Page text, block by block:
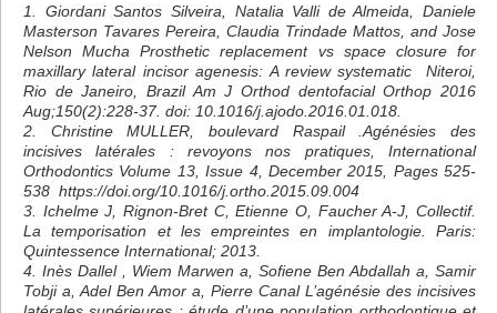
1. Giordani Santos Silveira, Natalia Valli de Almeida, Daniele
Masterson Tavares Pereira, Claudia Trindade Mattos, and Jose
Nelson Mucha Prosthetic replacement vs space closure for
maxillary lateral incisor agenesis: A review systematic Niteroi,
Rio de Janeiro, Brazil Am J Orthod dentofacial Orthop 2016
Aug;150(2):228-37. doi: 10.1016/j.ajodo.2016.01.018.
2. Christine MULLER, boulevard Raspail .Agénésies des
incisives latérales : revoyons nos pratiques, International
Orthodontics Volume 13, Issue 4, December 2015, Pages 525-
538 https://doi.org/10.1016/j.ortho.2015.09.004
3. Ichelme J, Rignon-Bret C, Etienne O, Faucher A-J, Collectif.
La temporisation et les empreintes en implantologie. Paris:
Quintessence International; 2013.
4. Inès Dallel , Wiem Marwen a, Sofiene Ben Abdallah a, Samir
Tobji a, Adel Ben Amor a, Pierre Canal L’agénésie des incisives